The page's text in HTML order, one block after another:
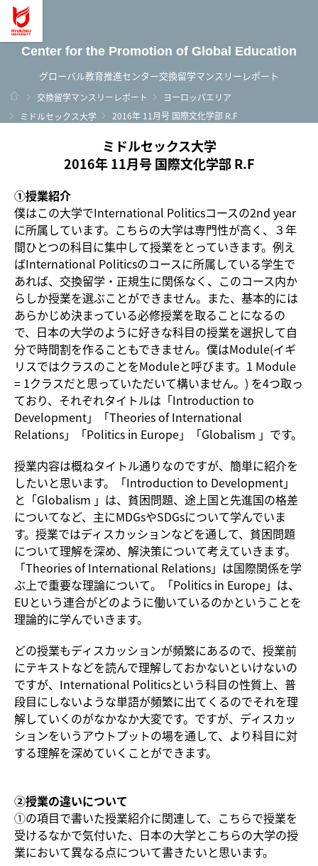
Center for the Promotion of Global Education
グローバル教育推進センター交換留学マンスリーレポート
ホーム
交換留学マンスリーレポート
ヨーロッパエリア
ミドルセックス大学
2016年 11月号 国際文化学部 R.F
ミドルセックス大学
2016年 11月号 国際文化学部 R.F
①授業紹介
僕はこの大学でInternational Politicsコースの2nd year
に所属しています。こちらの大学は専門性が高く、３年
間ひとつの科目に集中して授業をとっていきます。例え
ばInternational Politicsのコースに所属している学生で
あれば、交換留学・正規生に関係なく、このコース内か
らしか授業を選ぶことができません。また、基本的には
あらかじめ決まっている必修授業を取ることになるの
で、日本の大学のように好きな科目の授業を選択して自
分で時間割を作ることもできません。僕はModule(イギ
リスではクラスのことをModuleと呼びます。1 Module
= 1クラスだと思っていただいて構いません。) を4つ取っ
ており、それぞれタイトルは「Introduction to
Development」「Theories of International
Relations」「Politics in Europe」「Globalism 」です。
授業内容は概ねタイトル通りなのですが、簡単に紹介を
したいと思います。「Introduction to Development」
と「Globalism 」は、貧困問題、途上国と先進国の格差
についてなど、主にMDGsやSDGsについて学んでいま
す。授業ではディスカッションなどを通して、貧困問題
について理解を深め、解決策について考えていきます。
「Theories of International Relations」は国際関係を学
ぶ上で重要な理論について。「Politics in Europe」は、
EUという連合がどのように働いているのかということを
理論的に学んでいきます。
どの授業もディスカッションが頻繁にあるので、授業前
にテキストなどを読んで理解しておかないといけないの
ですが、International Politicsという科目の性質上、普
段目にしないような単語が頻繁に出てくるのでそれを理
解していくのがなかなか大変です。ですが、ディスカッ
ションをいうアウトプットの場を通して、より科目に対
する理解を深めていくことができます。
②授業の違いについて
①の項目で書いた授業紹介に関連して、こちらで授業を
受けるなかで気付いた、日本の大学とこちらの大学の授
業において異なる点について書きたいと思います。